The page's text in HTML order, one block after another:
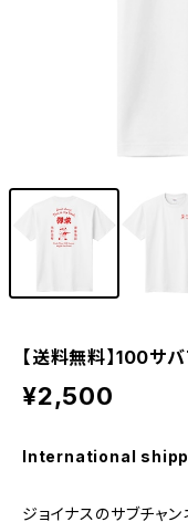
【送料無料】100サバ
¥2,500
International
ジョイナスのサブチャ